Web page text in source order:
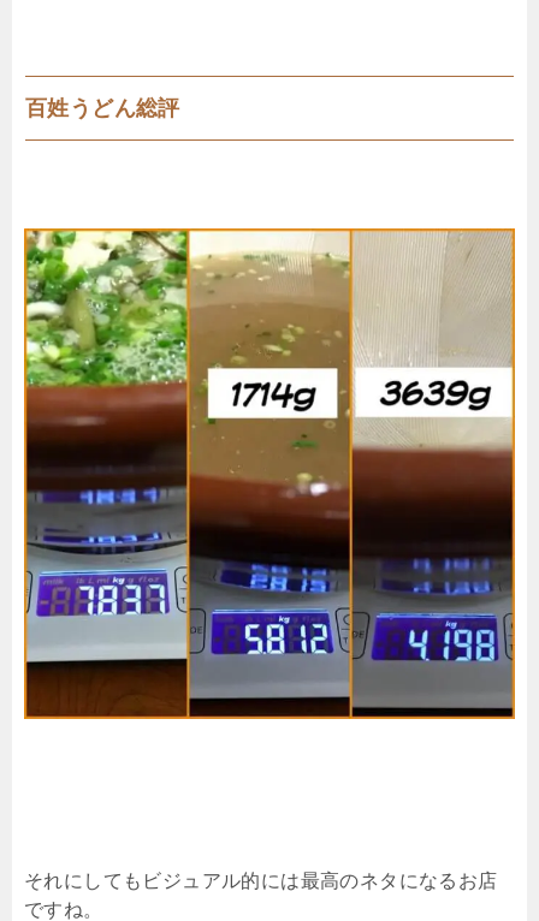
百姓うどん総評
それにしてもビジュアル的には最高のネタになるお店
ですね。